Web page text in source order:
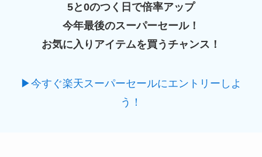
5と0のつく日で倍率アップ
今年最後のスーパーセール！
お気に入りアイテムを買うチャンス！
▶今すぐ楽天スーパーセールにエントリーしよ
う！